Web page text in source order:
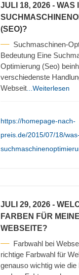
JULI 18, 2026 - WAS
(SEO)?
Suchmaschinen-
Bedeutung Eine
Optimierung (Seo)
verschiedenste
Webseit ...Weiterlesen
https://homepage-nach-
preis.de/2015/07/18/
JULI 29, 2026 -
FARBEN FÜR MEINE
WEBSEITE?
Farbwahl bei
richtige Farbwahl für
genauso wichtig wie die